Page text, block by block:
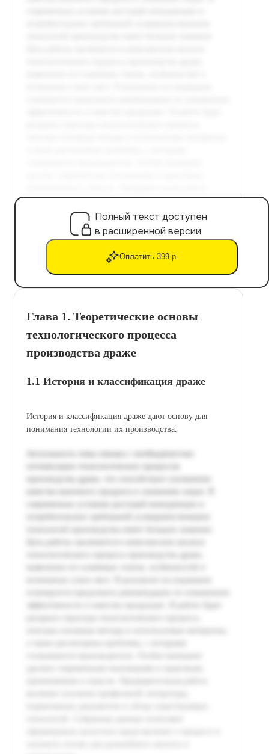
Полный текст доступен
в расширенной версии
Оплатить 399 р.
Глава 1. Теоретические основы
технологического процесса
производства драже
1.1 История и классификация драже
История и классификация драже дают основу для
понимания технологии их производства.